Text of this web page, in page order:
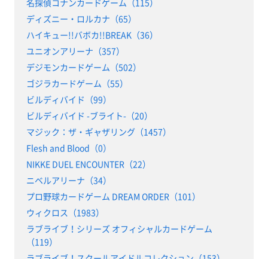
名探偵コナンカードゲーム（115）
ディズニー・ロルカナ（65）
ハイキュー!!バボカ!!BREAK（36）
ユニオンアリーナ（357）
デジモンカードゲーム（502）
ゴジラカードゲーム（55）
ビルディバイド（99）
ビルディバイド -ブライト-（20）
マジック：ザ・ギャザリング（1457）
Flesh and Blood（0）
NIKKE DUEL ENCOUNTER（22）
ニベルアリーナ（34）
プロ野球カードゲーム DREAM ORDER（101）
ウィクロス（1983）
ラブライブ！シリーズ オフィシャルカードゲーム
（119）